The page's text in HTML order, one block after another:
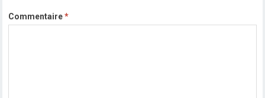
Commentaire*